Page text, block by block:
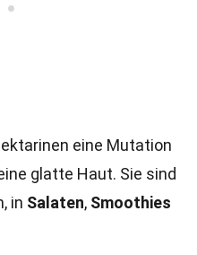
eine Mutation
glatte Haut. Sie sind
in Salaten, Smoothies